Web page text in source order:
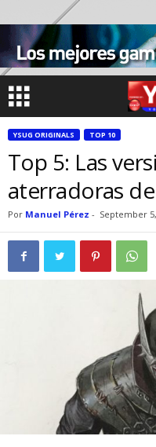
YSUG ORIGINALS TOP 10
Top 5: Las
aterradoras
Por Manuel Pérez - September